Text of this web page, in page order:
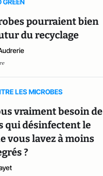
pourraient bien
du recyclage
LES MICROBES
vraiment besoin de
qui désinfectent le
vous lavez à moins
?